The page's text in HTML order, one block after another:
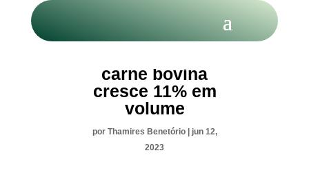
carne bovina
cresce 11% em
volume
por Thamires Benetório| jun 12,
2023